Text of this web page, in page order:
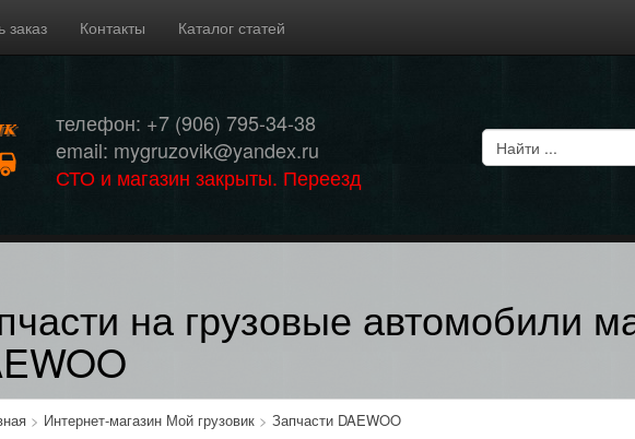
заказ Контакты Каталог статей
телефон: +7 (906) 795-34-38
email: mygruzovik@yandex.ru
СТО и магазин закрыты. Переезд
на грузовые автомобили
> Интернет-магазин Мой грузовик> Запчасти DAEWOO